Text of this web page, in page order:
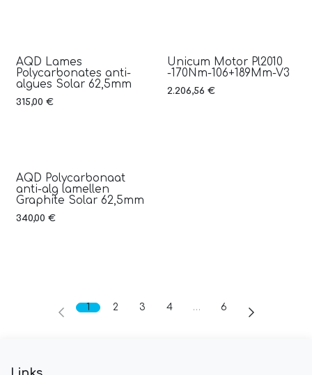
AQD Lames
Polycarbonates anti-
algues Solar 62,5mm
315,00 €
Unicum Motor Pl2010
-170Nm-106+189Mm-V3
2.206,56 €
AQD Polycarbonaat
anti-alg lamellen
Graphite Solar 62,5mm
340,00 €
1 2 3 4 … 6